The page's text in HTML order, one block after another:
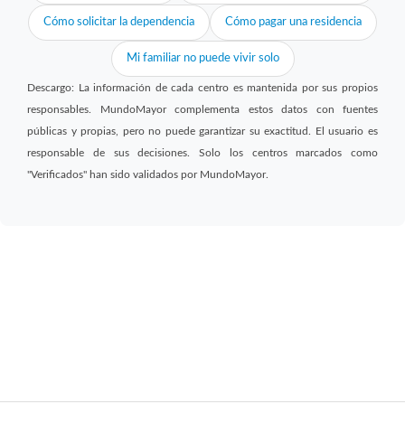
Cómo solicitar la dependencia Cómo pagar una residencia
Mi familiar no puede vivir solo
Descargo: La información de cada centro es mantenida por sus propios
responsables. MundoMayor complementa estos datos con fuentes
públicas y propias, pero no puede garantizar su exactitud. El usuario es
responsable de sus decisiones. Solo los centros marcados como
"Verificados" han sido validados por MundoMayor.